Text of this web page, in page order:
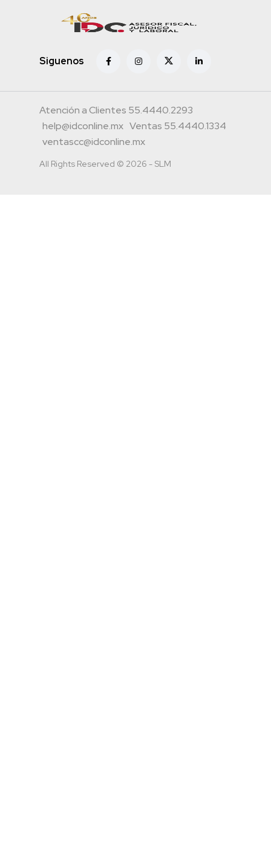
Siguenos
Atención a Clientes 55.4440.2293
help@idconline.mx Ventas 55.4440.1334
ventascc@idconline.mx
All Rights Reserved © 2026 - SLM